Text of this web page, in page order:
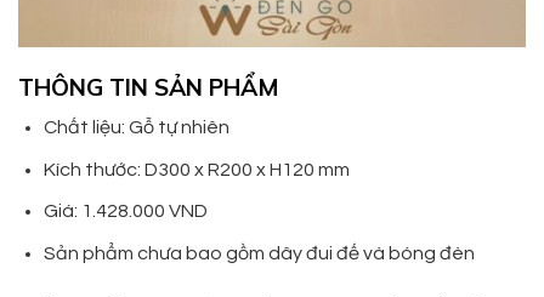
THÔNG TIN SẢN PHẨM
Chất liệu: Gỗ tự nhiên
Kích thước: D300 x R200 x H120 mm
Giá: 1.428.000 VND
Sản phẩm chưa bao gồm dây đui đế và bóng đèn